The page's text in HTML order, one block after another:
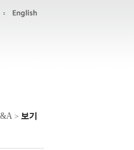
> 보기